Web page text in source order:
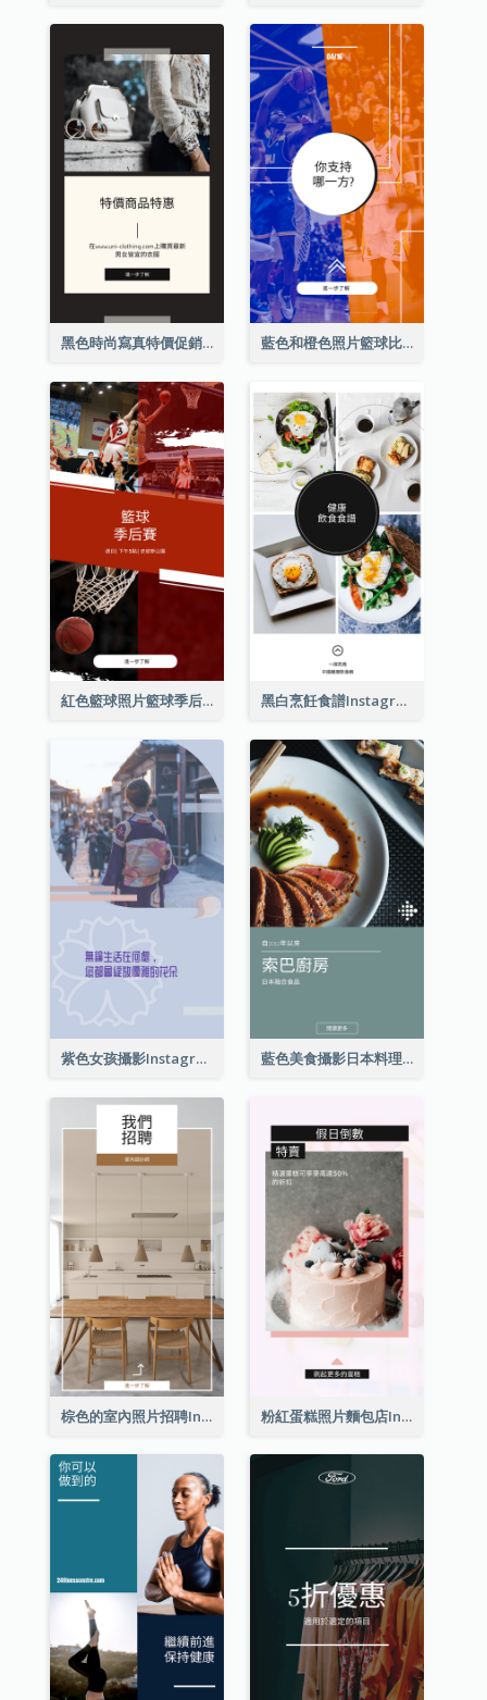
黑色時尚寫真特價促銷Instagram限時動態 藍色和橙色照片籃球比賽Instagram限時動態
紅色籃球照片籃球季后賽Instagram限時動態 黑白烹飪食譜Instagram限時動態
紫色女孩攝影Instagram限時動態 藍色美食攝影日本料理Instagram限時動態
棕色的室內照片招聘Instagram限時動態 粉紅蛋糕照片麵包店Instagram限時動態